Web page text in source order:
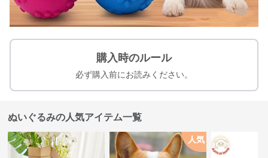
購入時のルール
必ず購入前にお読みください。
ぬいぐるみの人気アイテム一覧
人気